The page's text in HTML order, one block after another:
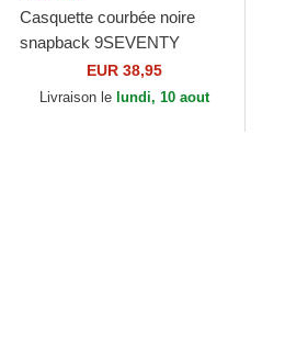
Casquette courbée noire
snapback 9SEVENTY
Stretch Snap Lily Rugby
Club Toulonnais French
EUR 38,95
Livraison le lundi, 10 aout